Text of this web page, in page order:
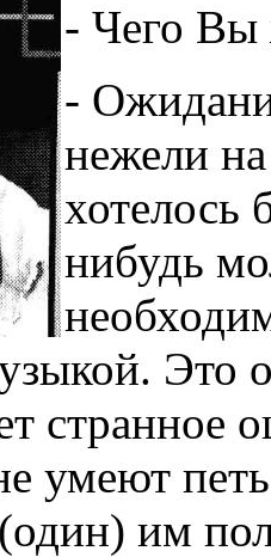
- Чего Вы
-
нежели
хотелось
нибудь
Это
странное
умеют
им